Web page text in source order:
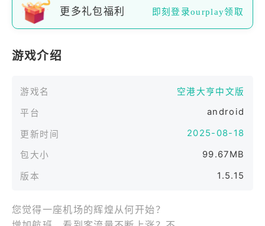
更多礼包福利 即刻登录ourplay领取
游戏介绍
游戏名
空港大亨中文版
平台
android
更新时间 2025-08-18
包大小 99.67MB
版本 1.5.15
您觉得一座机场的辉煌从何开始？​